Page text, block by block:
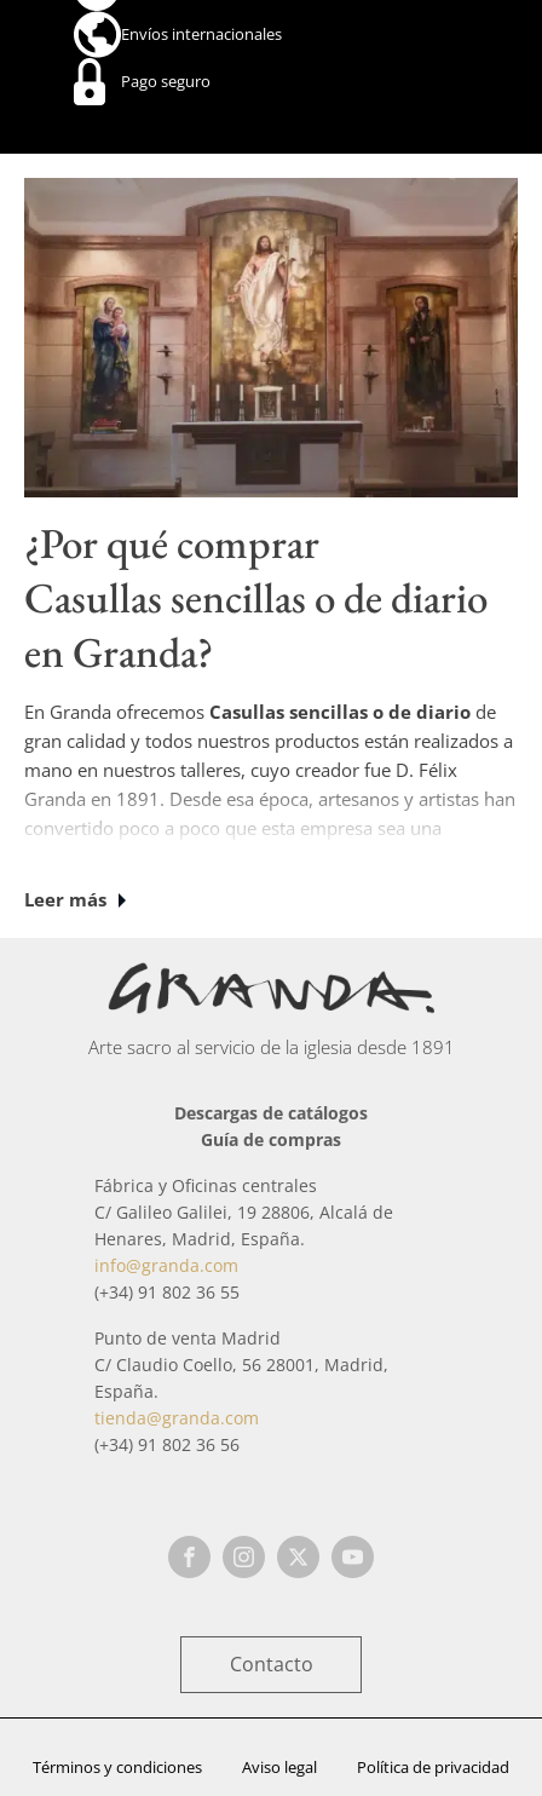
Envíos internacionales
Pago seguro
¿Por qué comprar
Casullas sencillas o de diario
en Granda?
En Granda ofrecemos Casullas sencillas o de diario de
gran calidad y todos nuestros productos están realizados a
mano en nuestros talleres, cuyo creador fue D. Félix
Granda en 1891. Desde esa época, artesanos y artistas han
convertido poco a poco que esta empresa sea una
Actualmente si desea comprar
únicos donde algunos de nuestros especialistas (joyeros,
plateros, ceramistas, ebanistas,, escultores, cinceladores,
En esta categoría podrás encontrar una amplia colección
de elementos inspirados en el mundo que nos rodea y en
el culto religioso.
Todos los paquetes que se envían de
Casullas sencillas o de diario
para que llegue a casa en perfectas condiciones. Cuando
por medio de un estricto control de calidad, que todo está
correctamente.
Leer más
Arte sacro al servicio de la iglesia desde 1891
Descargas de catálogos
Guía de compras
Fábrica y Oficinas centrales
C/ Galileo Galilei, 19 28806, Alcalá de
Henares, Madrid, España.
info@granda.com
(+34) 91 802 36 55
Punto de venta Madrid
C/ Claudio Coello, 56 28001, Madrid,
España.
tienda@granda.com
(+34) 91 802 36 56
Contacto
Términos y condiciones Aviso legal Política de privacidad